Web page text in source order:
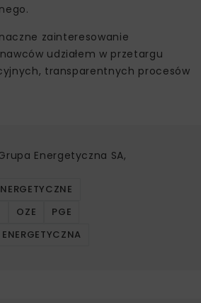
zainteresowanie
udziałem w przetargu
transparentnych procesów
Energetyczna SA,
OZE
PGE